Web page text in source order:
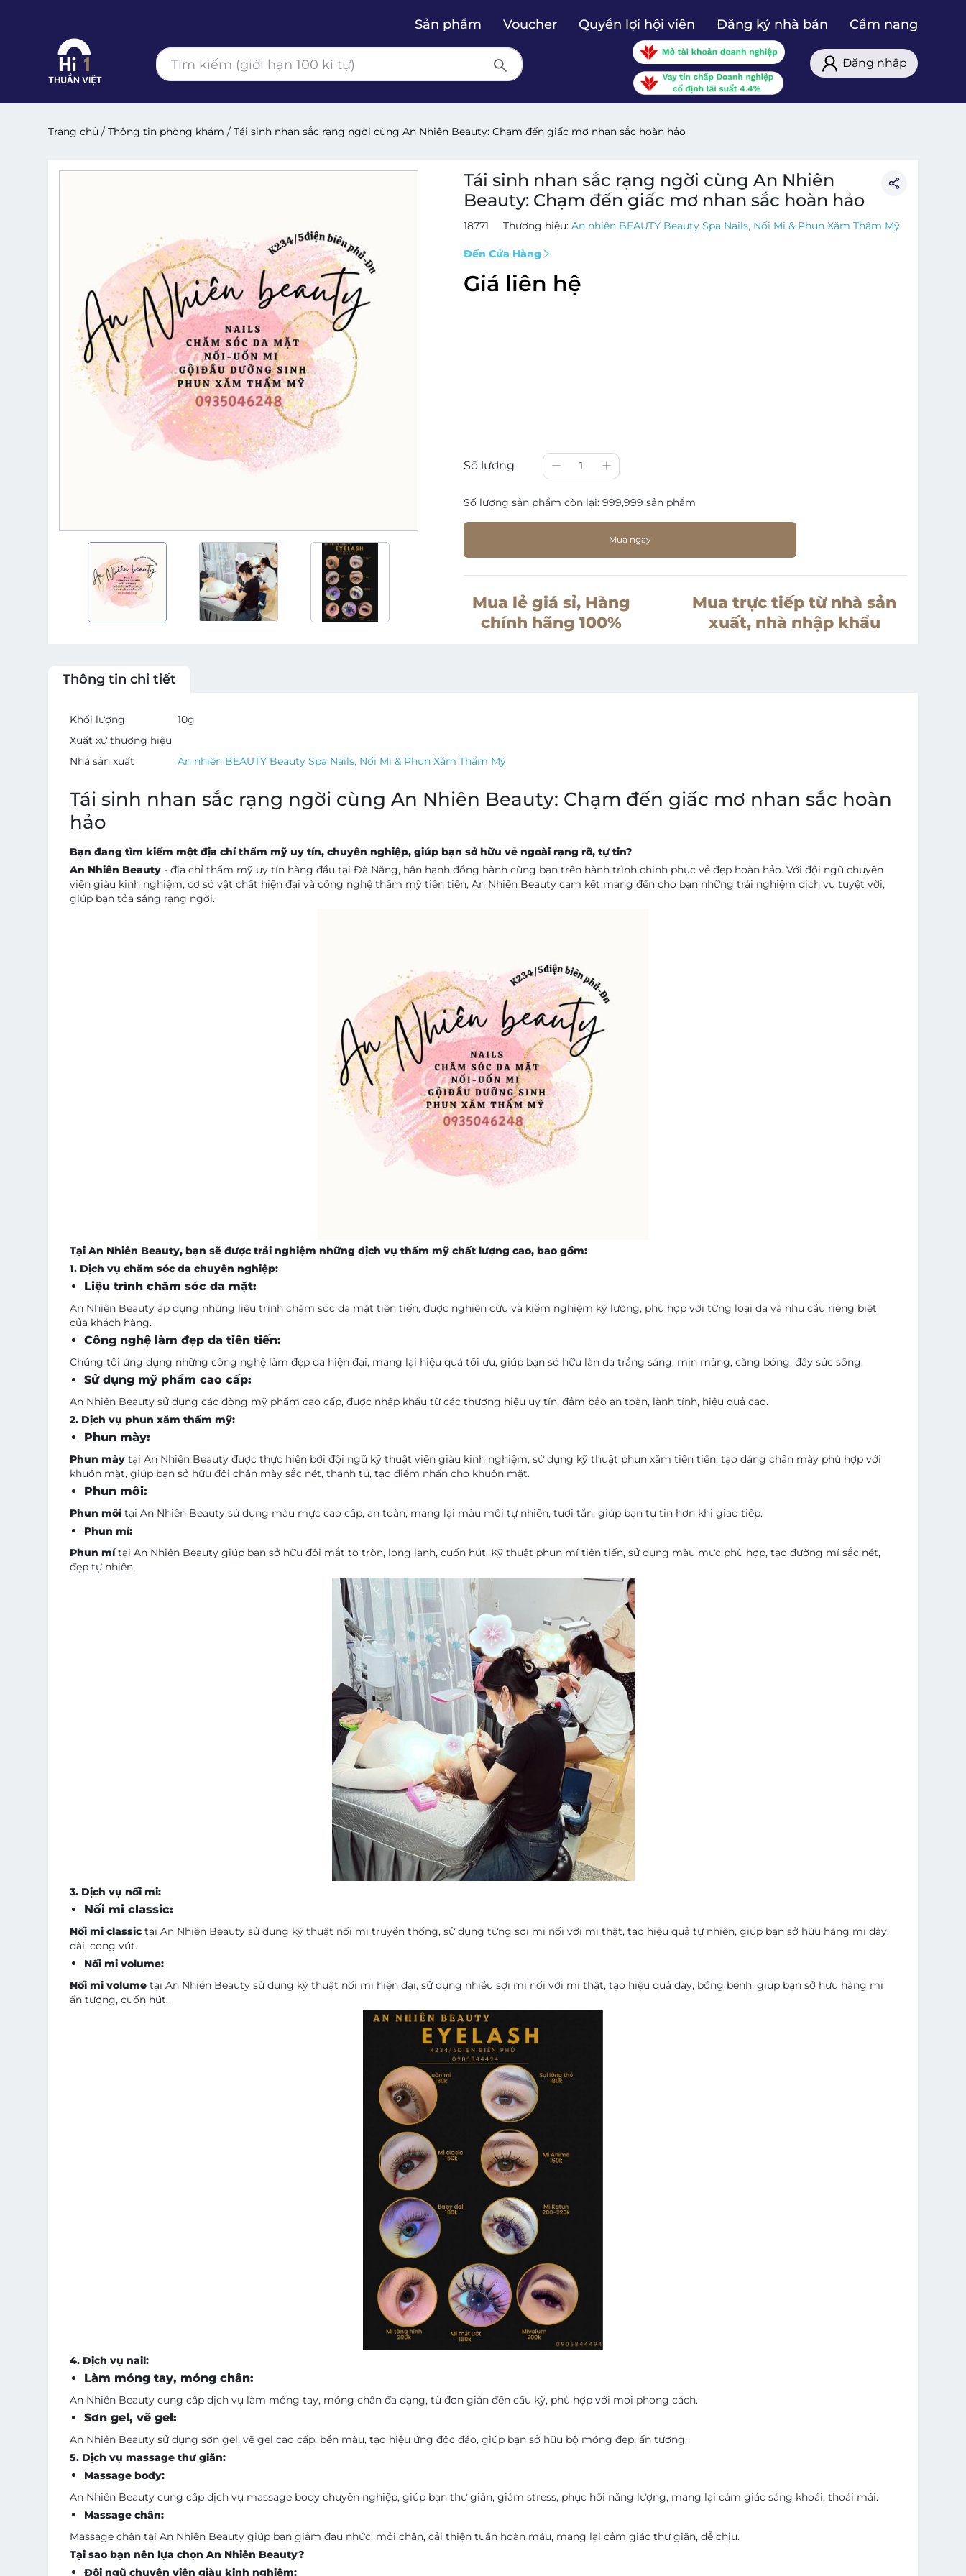
Sản phẩm Voucher Quyền lợi hội viên Đăng ký nhà bán Cẩm nang
Đăng nhập
Trang chủ / Thông tin phòng khám / Tái sinh nhan sắc rạng ngời cùng An Nhiên Beauty: Chạm đến giấc mơ nhan sắc hoàn hảo
Tái sinh nhan sắc rạng ngời cùng An Nhiên
Beauty: Chạm đến giấc mơ nhan sắc hoàn hảo
18771 Thương hiệu: An nhiên BEAUTY Beauty Spa Nails, Nối Mi & Phun Xăm Thẩm Mỹ
Đến Cửa Hàng
Giá liên hệ
Số lượng 1
Số lượng sản phẩm còn lại:999,999 sản phẩm
Mua ngay
Mua lẻ giá sỉ, Hàng
chính hãng 100%
Mua trực tiếp từ nhà sản
xuất, nhà nhập khẩu
Thông tin chi tiết
Khối lượng 10g
Xuất xứ thương hiệu
Nhà sản xuất
An nhiên BEAUTY Beauty Spa Nails, Nối Mi & Phun Xăm Thẩm Mỹ
Tái sinh nhan sắc rạng ngời cùng An Nhiên Beauty: Chạm đến giấc mơ nhan sắc hoàn
hảo
Bạn đang tìm kiếm một địa chỉ thẩm mỹ uy tín, chuyên nghiệp, giúp bạn sở hữu vẻ ngoài rạng rỡ, tự tin?
An Nhiên Beauty - địa chỉ thẩm mỹ uy tín hàng đầu tại Đà Nẵng, hân hạnh đồng hành cùng bạn trên hành trình chinh phục vẻ đẹp hoàn hảo. Với đội ngũ chuyên
viên giàu kinh nghiệm, cơ sở vật chất hiện đại và công nghệ thẩm mỹ tiên tiến, An Nhiên Beauty cam kết mang đến cho bạn những trải nghiệm dịch vụ tuyệt vời,
giúp bạn tỏa sáng rạng ngời.
Tại An Nhiên Beauty, bạn sẽ được trải nghiệm những dịch vụ thẩm mỹ chất lượng cao, bao gồm:
1. Dịch vụ chăm sóc da chuyên nghiệp:
Liệu trình chăm sóc da mặt:
An Nhiên Beauty áp dụng những liệu trình chăm sóc da mặt tiên tiến, được nghiên cứu và kiểm nghiệm kỹ lưỡng, phù hợp với từng loại da và nhu cầu riêng biệt
của khách hàng.
Công nghệ làm đẹp da tiên tiến:
Chúng tôi ứng dụng những công nghệ làm đẹp da hiện đại, mang lại hiệu quả tối ưu, giúp bạn sở hữu làn da trắng sáng, mịn màng, căng bóng, đầy sức sống.
Sử dụng mỹ phẩm cao cấp:
An Nhiên Beauty sử dụng các dòng mỹ phẩm cao cấp, được nhập khẩu từ các thương hiệu uy tín, đảm bảo an toàn, lành tính, hiệu quả cao.
2. Dịch vụ phun xăm thẩm mỹ:
Phun mày:
Phun mày tại An Nhiên Beauty được thực hiện bởi đội ngũ kỹ thuật viên giàu kinh nghiệm, sử dụng kỹ thuật phun xăm tiên tiến, tạo dáng chân mày phù hợp với
khuôn mặt, giúp bạn sở hữu đôi chân mày sắc nét, thanh tú, tạo điểm nhấn cho khuôn mặt.
Phun môi:
Phun môi tại An Nhiên Beauty sử dụng màu mực cao cấp, an toàn, mang lại màu môi tự nhiên, tươi tắn, giúp bạn tự tin hơn khi giao tiếp.
Phun mí:
Phun mí tại An Nhiên Beauty giúp bạn sở hữu đôi mắt to tròn, long lanh, cuốn hút. Kỹ thuật phun mí tiên tiến, sử dụng màu mực phù hợp, tạo đường mí sắc nét,
đẹp tự nhiên.
3. Dịch vụ nối mi:
Nối mi classic:
Nối mi classic tại An Nhiên Beauty sử dụng kỹ thuật nối mi truyền thống, sử dụng từng sợi mi nối với mi thật, tạo hiệu quả tự nhiên, giúp bạn sở hữu hàng mi dày,
dài, cong vút.
Nối mi volume:
Nối mi volume tại An Nhiên Beauty sử dụng kỹ thuật nối mi hiện đại, sử dụng nhiều sợi mi nối với mi thật, tạo hiệu quả dày, bồng bềnh, giúp bạn sở hữu hàng mi
ấn tượng, cuốn hút.
4. Dịch vụ nail:
Làm móng tay, móng chân:
An Nhiên Beauty cung cấp dịch vụ làm móng tay, móng chân đa dạng, từ đơn giản đến cầu kỳ, phù hợp với mọi phong cách.
Sơn gel, vẽ gel:
An Nhiên Beauty sử dụng sơn gel, vẽ gel cao cấp, bền màu, tạo hiệu ứng độc đáo, giúp bạn sở hữu bộ móng đẹp, ấn tượng.
5. Dịch vụ massage thư giãn:
Massage body:
An Nhiên Beauty cung cấp dịch vụ massage body chuyên nghiệp, giúp bạn thư giãn, giảm stress, phục hồi năng lượng, mang lại cảm giác sảng khoái, thoải mái.
Massage chân:
Massage chân tại An Nhiên Beauty giúp bạn giảm đau nhức, mỏi chân, cải thiện tuần hoàn máu, mang lại cảm giác thư giãn, dễ chịu.
Tại sao bạn nên lựa chọn An Nhiên Beauty?
Đội ngũ chuyên viên giàu kinh nghiệm: